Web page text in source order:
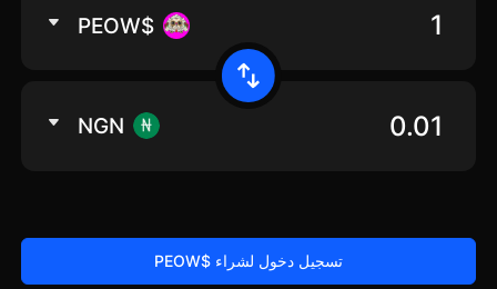
$PEOW
NGN
تسجيل دخول لشراء $PEOW